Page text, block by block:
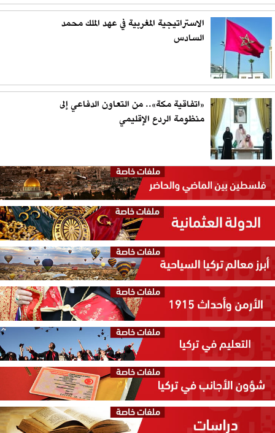
الاستراتيجية المغربية في عهد الملك محمد
السادس
«اتفاقية مكة».. من التعاون الدفاعي إلى
منظومة الردع الإقليمي